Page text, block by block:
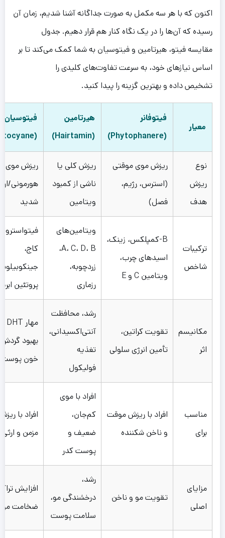
اکنون که با هر سه مکمل به صورت جداگانه آشنا شدیم، زمان آن
رسیده که آن‌ها را در یک نگاه کنار هم قرار دهیم. جدول
مقایسه فیتو، هیرتامین و فیتوسیان به شما کمک می‌کند تا بر
اساس نیازهای خود، به سرعت تفاوت‌های کلیدی را
تشخیص داده و بهترین گزینه را پیدا کنید.
معیار
فیتوفانر
(Phytophanere)
هیرتامین
(Hairtamin)
فیتوسیان
(Phytocyane)
نوع
ریزش
هدف
ریزش موی موقتی
(استرس، رژیم،
فصل)
ریزش کلی یا
ناشی از کمبود
ویتامین
ریزش موی
هورمونی/
شدید
ترکیبات
شاخص
B-کمپلکس، زینک،
اسیدهای چرب،
ویتامین C و E
ویتامین‌های
A، C، D، B،
زردچوبه،
رزماری
فیتواسترول
کاج،
پروتئین
مکانیسم
اثر
تقویت کراتین،
تأمین انرژی سلولی
رشد، محافظت
آنتی‌اکسیدانی،
تغذیه
فولیکول
بهبود گردش
خون پوست
مناسب
برای
افراد با ریزش موقت
و ناخن شکننده
افراد با موی
کم‌جان،
ضعیف و
پوست کدر
افراد با
مزمن و ارثی
مزایای
اصلی
تقویت مو و ناخن
رشد،
درخشندگی مو،
سلامت پوست
افزایش
ضخامت مو